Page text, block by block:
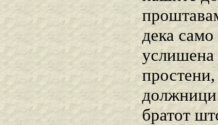
дека
услишена
братот